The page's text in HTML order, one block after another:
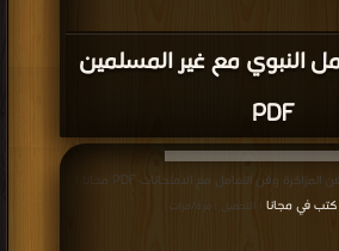
النبوي مع غير المسلمين
PDF
قراءة و تحميل كتاب كتاب فن المزاكرة وفن التعامل مع الامتحانات PDF مجانا |
كتب في مجانا | التحميل : مرة/مرات